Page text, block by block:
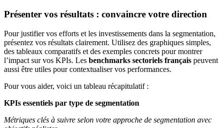
Présenter vos résultats : convaincre votre direction
Pour justifier vos efforts et les investissements dans la segmentation,
présentez vos résultats clairement. Utilisez des graphiques simples,
des tableaux comparatifs et des exemples concrets pour montrer
l’impact sur vos KPIs. Les benchmarks sectoriels français peuvent
aussi être utiles pour contextualiser vos performances.
Pour vous aider, voici un tableau récapitulatif :
KPIs essentiels par type de segmentation
Métriques clés à suivre selon votre approche de segmentation avec